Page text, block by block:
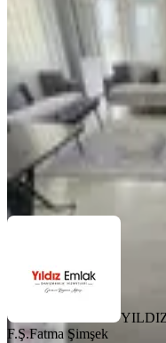
Tuzla,
2+1
50.000 ₺
YILDIZ GAYRIMENKUL
Ara
F.Ş.Fatma Şimşek